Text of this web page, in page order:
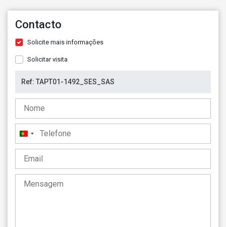
Contacto
Solicite mais informações
Solicitar visita
Portugal
+351